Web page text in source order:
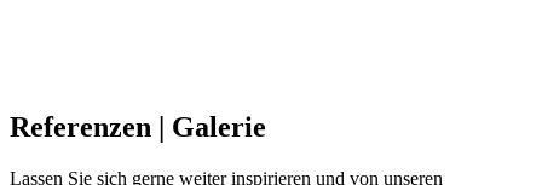
Referenzen | Galerie
Lassen Sie sich gerne weiter inspirieren und von unseren